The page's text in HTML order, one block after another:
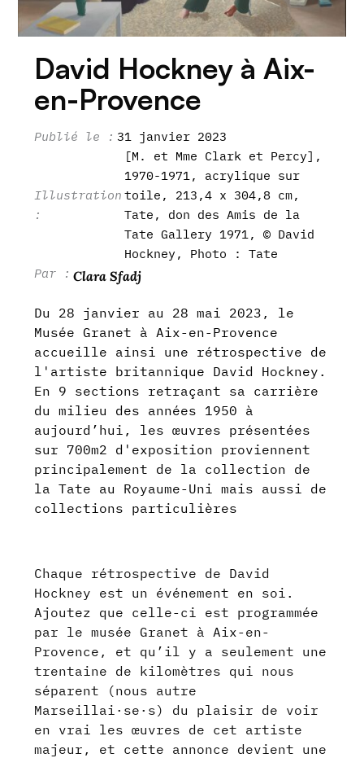
David Hockney à Aix-
en-Provence
31 janvier 2023
[M. et Mme Clark et Percy],
1970-1971, acrylique sur
toile, 213,4 x 304,8 cm,
Tate, don des Amis de la
Tate Gallery 1971, © David
Hockney, Photo : Tate
Clara Sfadj
Du 28 janvier au 28 mai 2023, le
Musée Granet à Aix-en-Provence
accueille ainsi une rétrospective de
l'artiste britannique David Hockney.
En 9 sections retraçant sa carrière
du milieu des années 1950 à
aujourd’hui, les œuvres présentées
sur 700m2 d'exposition proviennent
principalement de la collection de
la Tate au Royaume-Uni mais aussi de
collections particulières
Chaque rétrospective de David
Hockney est un événement en soi.
Ajoutez que celle-ci est programmée
par le musée Granet à Aix-en-
Provence, et qu’il y a seulement une
trentaine de kilomètres qui nous
séparent (nous autre
Marseillai·se·s) du plaisir de voir
en vrai les œuvres de cet artiste
majeur, et cette annonce devient une